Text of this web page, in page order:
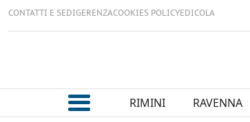
CONTATTI E SEDIGERENZACOOKIES POLICYEDICOLA
RIMINI RAVENNA